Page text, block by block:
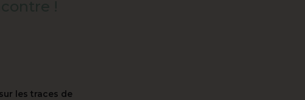
les traces de